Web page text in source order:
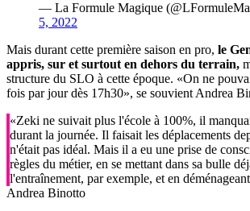
— La Formule Magique
5, 2022
Mais durant cette première saison en pro, le
appris, sur et surtout en dehors du terrain,
structure du SLO à cette époque. «On ne
fois par jour dès 17h30», se souvient Andrea
«Zeki ne suivait plus l'école à 100%, il
durant la journée. Il faisait les déplacements
n'était pas idéal. Mais il a eu une prise de
règles du métier, en se mettant dans sa bulle
l'entraînement, par exemple, et en
Andrea Binotto